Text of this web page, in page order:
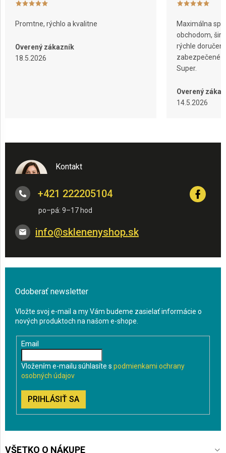
Promtne, rýchlo a kvalitne
Overený zákazník
18.5.2026
Maximálna
obchodom,
rýchle
zabezpečené
Super.
Overený
14.5.2026
Kontakt
info@sklenenyshop.sk
+421 222205104
Odoberať newsletter
Vložte svoj e-mail a my Vám budeme zasielať informácie o
nových produktoch na našom e-shope.
Email
Vložením e-mailu súhlasíte s podmienkami ochrany
osobných údajov
PRIHLÁSIŤ SA
VŠETKO O NÁKUPE